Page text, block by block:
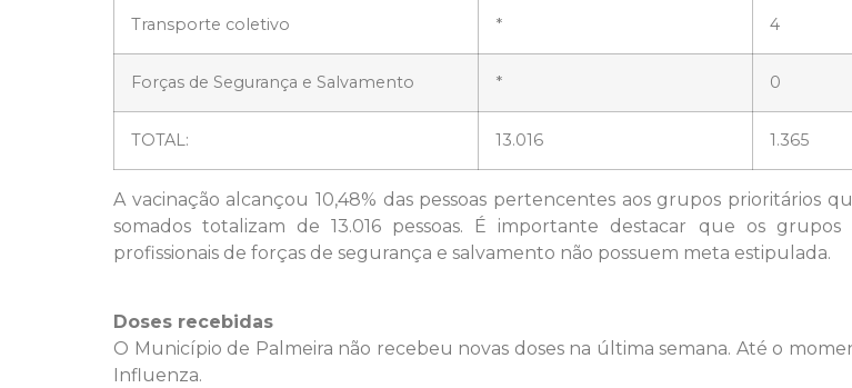
Transporte coletivo * 4
Forças de Segurança e Salvamento * 0
TOTAL: 13.016 1.365
A vacinação alcançou 10,48% das pessoas pertencentes aos grupos prioritários
somados totalizam de 13.016 pessoas. É importante destacar que os
profissionais de forças de segurança e salvamento não possuem meta estipulada.
Doses recebidas
O Município de Palmeira não recebeu novas doses na última semana. Até o
Influenza.